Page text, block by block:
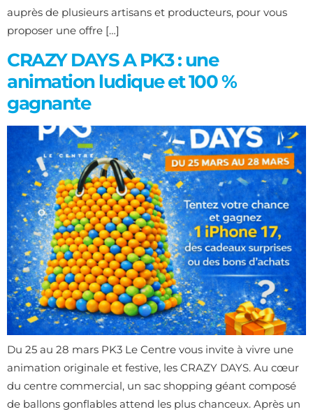
auprès de plusieurs artisans et producteurs, pour vous
proposer une offre […]
CRAZY DAYS A PK3 : une
animation ludique et 100 %
gagnante
Du 25 au 28 mars PK3 Le Centre vous invite à vivre une
animation originale et festive, les CRAZY DAYS. Au cœur
du centre commercial, un sac shopping géant composé
de ballons gonflables attend les plus chanceux. Après un